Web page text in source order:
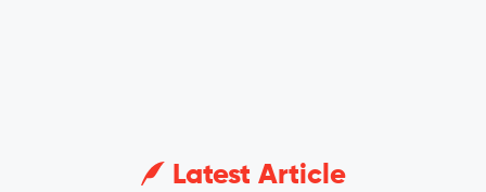
Latest Article